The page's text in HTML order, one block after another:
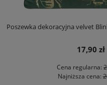
Poszewka dekoracyjna velvet
17,90 zł
Cena regularna:
Najniższa cena: